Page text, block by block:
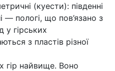
(куести): південні
— пологі, що пов’язано з
у гірських
з пластів різної
гір найвище. Воно